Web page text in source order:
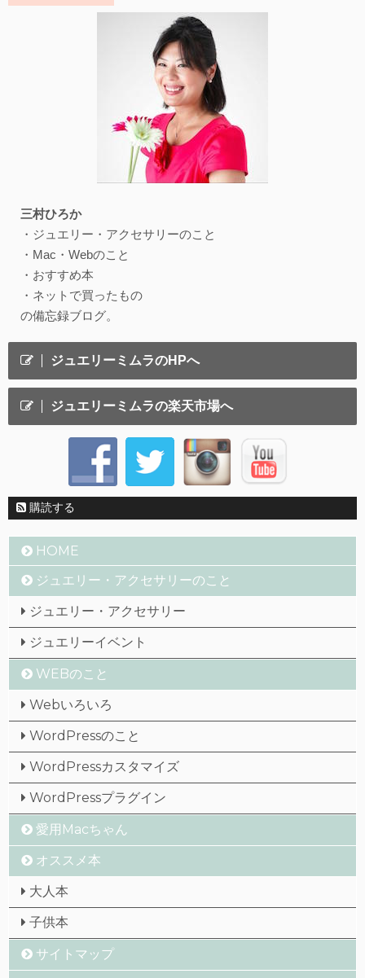
三村ひろか
・ジュエリー・アクセサリーのこと
・Mac・Webのこと
・おすすめ本
・ネットで買ったもの
の備忘録ブログ。
ジュエリーミムラのHPへ
ジュエリーミムラの楽天市場へ
購読する
HOME
ジュエリー・アクセサリーのこと
ジュエリー・アクセサリー
ジュエリーイベント
WEBのこと
Webいろいろ
WordPressのこと
WordPressカスタマイズ
WordPressプラグイン
愛用Macちゃん
オススメ本
大人本
子供本
サイトマップ